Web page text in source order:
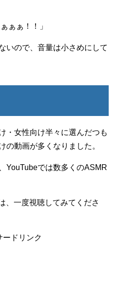
ぁぁ！！」
いので、音量は小さめにして
・女性向け半々に選んだつも
の動画が多くなりました。
YouTubeでは数多くのASMR
、一度視聴してみてくださ
ードリンク